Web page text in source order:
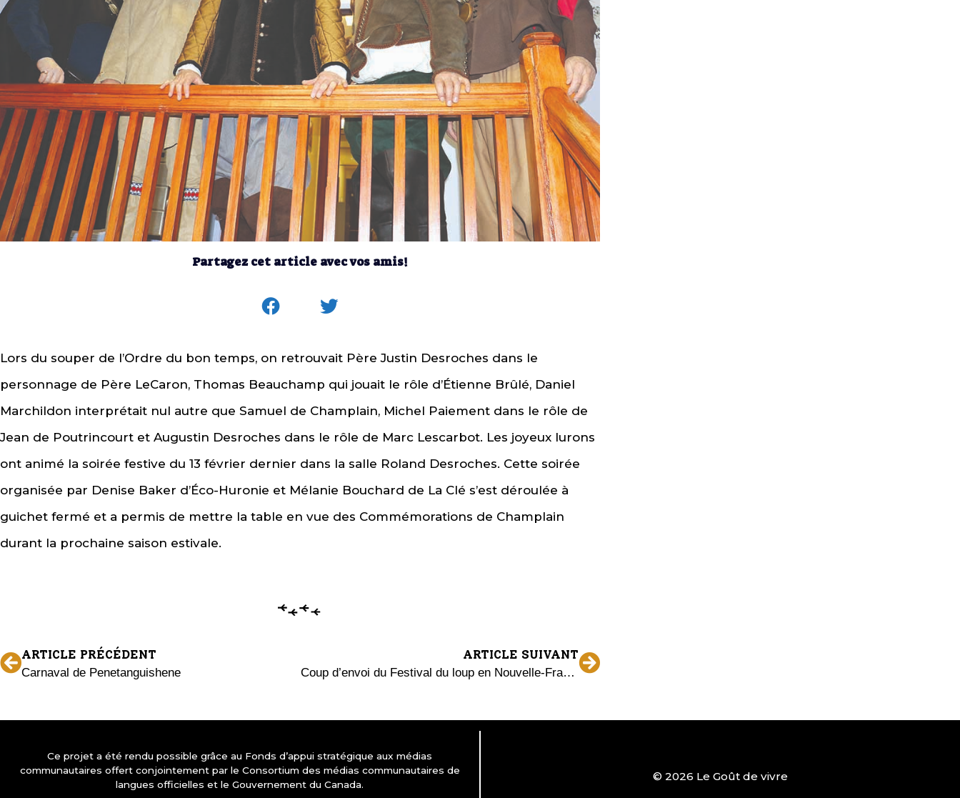
Partagez cet article avec vos amis!
Lors du souper de l’Ordre du bon temps, on retrouvait Père Justin Desroches dans le
personnage de Père LeCaron, Thomas Beauchamp qui jouait le rôle d’Étienne Brûlé, Daniel
Marchildon interprétait nul autre que Samuel de Champlain, Michel Paiement dans le rôle de
Jean de Poutrincourt et Augustin Desroches dans le rôle de Marc Lescarbot. Les joyeux lurons
ont animé la soirée festive du 13 février dernier dans la salle Roland Desroches. Cette soirée
organisée par Denise Baker d’Éco-Huronie et Mélanie Bouchard de La Clé s’est déroulée à
guichet fermé et a permis de mettre la table en vue des Commémorations de Champlain
durant la prochaine saison estivale.
ARTICLE PRÉCÉDENT
Carnaval de Penetanguishene
ARTICLE SUIVANT
Coup d’envoi du Festival du loup en Nouvelle-France au Carnaval de Tiny
Ce projet a été rendu possible grâce au Fonds d’appui stratégique aux médias
communautaires offert conjointement par le Consortium des médias communautaires de
langues officielles et le Gouvernement du Canada.
© 2026 Le Goût de vivre